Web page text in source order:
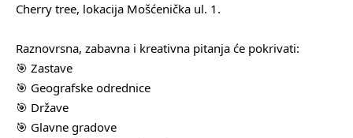
Cherry tree, lokacija Mošćenička ul. 1.
Raznovrsna, zabavna i kreativna pitanja će pokrivati:
🎯 Zastave
🎯 Geografske odrednice
🎯 Države
🎯 Glavne gradove